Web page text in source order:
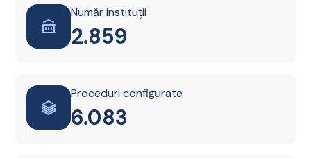
Număr instituții
2.861
Proceduri configurate
6.087